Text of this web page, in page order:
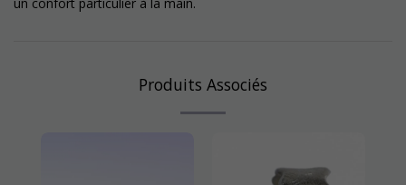
Produits Associés